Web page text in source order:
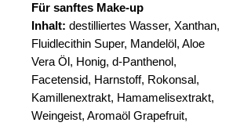
Für sanftes Make-up
Inhalt: destilliertes Wasser, Xanthan,
Fluidlecithin Super, Mandelöl, Aloe
Vera Öl, Honig, d-Panthenol,
Facetensid, Harnstoff, Rokonsal,
Kamillenextrakt, Hamamelisextrakt,
Weingeist, Aromaöl Grapefruit,